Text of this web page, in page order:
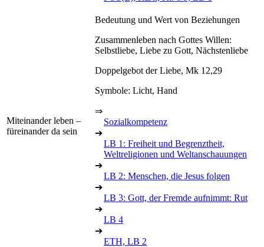
Miteinander leben –
füreinander da sein
Bedeutung und Wert von Beziehungen
Zusammenleben nach Gottes Willen:
Selbstliebe, Liebe zu Gott, Nächstenliebe
Doppelgebot der Liebe, Mk 12,29
Symbole: Licht, Hand
⇒
Sozialkompetenz
➔
LB 1: Freiheit und Begrenztheit,
Weltreligionen und Weltanschauungen
➔
LB 2: Menschen, die Jesus folgen
➔
LB 3: Gott, der Fremde aufnimmt: Rut
➔
LB 4
➔
ETH, LB 2